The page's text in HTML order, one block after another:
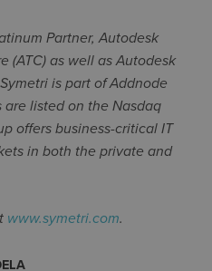
Partner, Autodesk
(ATC) as well as Autodesk
is part of Addnode
are listed on the Nasdaq
offers business-critical IT
in both the private and
www.symetri.com.